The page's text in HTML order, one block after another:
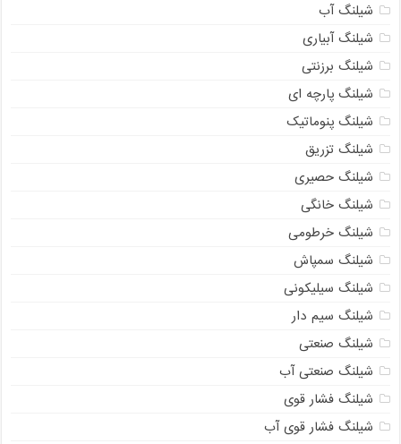
شیلنگ آب
شیلنگ آبیاری
شیلنگ برزنتی
شیلنگ پارچه ای
شیلنگ پنوماتیک
شیلنگ تزریق
شیلنگ حصیری
شیلنگ خانگی
شیلنگ خرطومی
شیلنگ سمپاش
شیلنگ سیلیکونی
شیلنگ سیم دار
شیلنگ صنعتی
شیلنگ صنعتی آب
شیلنگ فشار قوی
شیلنگ فشار قوی آب